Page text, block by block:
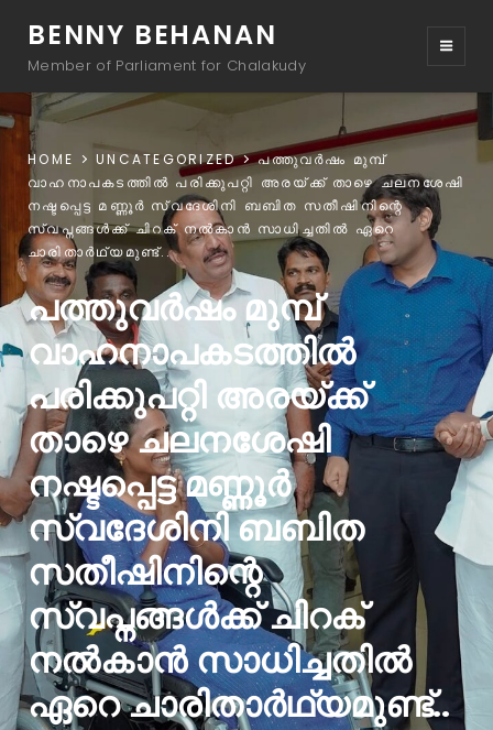
BENNY BEHANAN
Member of Parliament for Chalakudy
HOME UNCATEGORIZED
പത്തുവർഷം മുമ്പ്
വാഹനാപകടത്തിൽ പരിക്കുപറ്റി അരയ്ക്ക് താഴെ ചലനശേഷി
നഷ്ടപ്പെട്ട മണ്ണൂർ സ്വദേശിനി ബബിത സതീഷിനിന്റെ
സ്വപ്നങ്ങൾക്ക് ചിറക് നൽകാൻ സാധിച്ചതിൽ ഏറെ
ചാരിതാർഥ്യമുണ്ട്..
പത്തുവർഷം മുമ്പ്
വാഹനാപകടത്തിൽ
പരിക്കുപറ്റി അരയ്ക്ക്
താഴെ ചലനശേഷി
നഷ്ടപ്പെട്ട മണ്ണൂർ
സ്വദേശിനി ബബിത
സതീഷിനിന്റെ
സ്വപ്നങ്ങൾക്ക് ചിറക്
നൽകാൻ സാധിച്ചതിൽ
ഏറെ ചാരിതാർഥ്യമുണ്ട്..